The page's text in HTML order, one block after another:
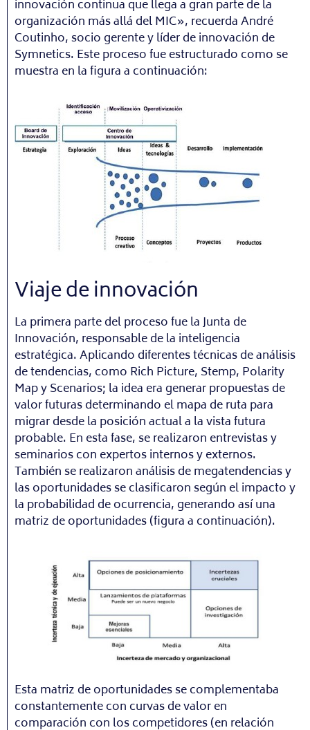
innovación continua que llega a gran parte de la
organización más allá del MIC», recuerda André
Coutinho, socio gerente y líder de innovación de
Symnetics. Este proceso fue estructurado como se
muestra en la figura a continuación:
Viaje de innovación
La primera parte del proceso fue la Junta de
Innovación, responsable de la inteligencia
estratégica. Aplicando diferentes técnicas de análisis
de tendencias, como Rich Picture, Stemp, Polarity
Map y Scenarios; la idea era generar propuestas de
valor futuras determinando el mapa de ruta para
migrar desde la posición actual a la vista futura
probable. En esta fase, se realizaron entrevistas y
seminarios con expertos internos y externos.
También se realizaron análisis de megatendencias y
las oportunidades se clasificaron según el impacto y
la probabilidad de ocurrencia, generando así una
matriz de oportunidades (figura a continuación).
Esta matriz de oportunidades se complementaba
constantemente con curvas de valor en
comparación con los competidores (en relación